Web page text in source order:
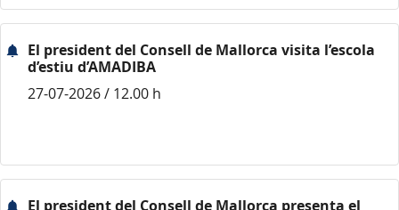
El president del Consell de Mallorca visita l’escola
d’estiu d’AMADIBA
27-07-2026 / 12.00 h
El president del Consell de Mallorca presenta el